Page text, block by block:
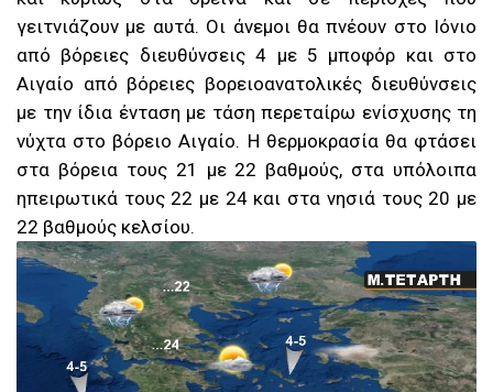
γειτνιάζουν με αυτά. Οι άνεμοι θα πνέουν στο Ιόνιο
από βόρειες διευθύνσεις 4 με 5 μποφόρ και στο
Αιγαίο από βόρειες βορειοανατολικές διευθύνσεις
με την ίδια ένταση με τάση περεταίρω ενίσχυσης τη
νύχτα στο βόρειο Αιγαίο. Η θερμοκρασία θα φτάσει
στα βόρεια τους 21 με 22 βαθμούς, στα υπόλοιπα
ηπειρωτικά τους 22 με 24 και στα νησιά τους 20 με
22 βαθμούς κελσίου.